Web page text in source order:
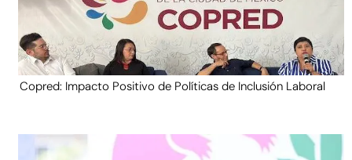
Copred: Impacto Positivo de Políticas de Inclusión Laboral